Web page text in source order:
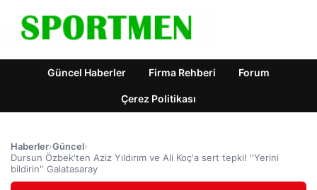
Güncel Haberler Firma Rehberi Forum
Çerez Politikası
Haberler›Güncel›
Dursun Özbek'ten Aziz Yıldırım ve Ali Koç'a sert tepki! ''Yerini
bildirin'' Galatasaray